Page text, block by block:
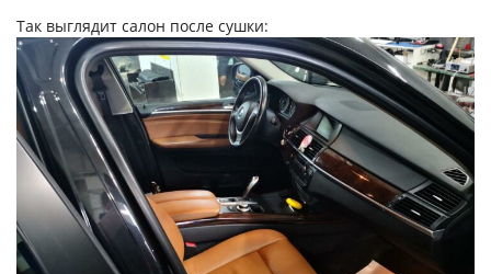
Так выглядит салон после сушки: